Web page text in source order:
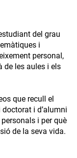
del grau
i
personal,
de les aules i els
que recull el
i d’alumni
i per què
de la seva vida.